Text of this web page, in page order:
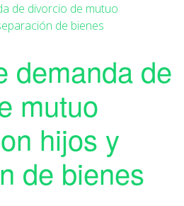
de divorcio de mutuo
de bienes
demanda de
mutuo
hijos y
de bienes